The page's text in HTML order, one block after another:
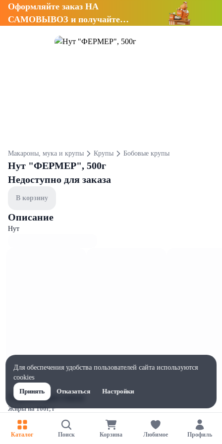
Оформляйте заказ НА
САМОВЫВОЗ и получайте
Макароны, мука и крупы Крупы Бобовые крупы
Нут "ФЕРМЕР", 500г
Недоступно для заказа
В корзину
Описание
Нут
Характеристики
Жиры на 100г, г
Ширина, мм
Каталог Поиск Корзина Любимое Профиль
Для обеспечения удобства пользователей сайта используются
cookies
Принять
Отказаться Настройки